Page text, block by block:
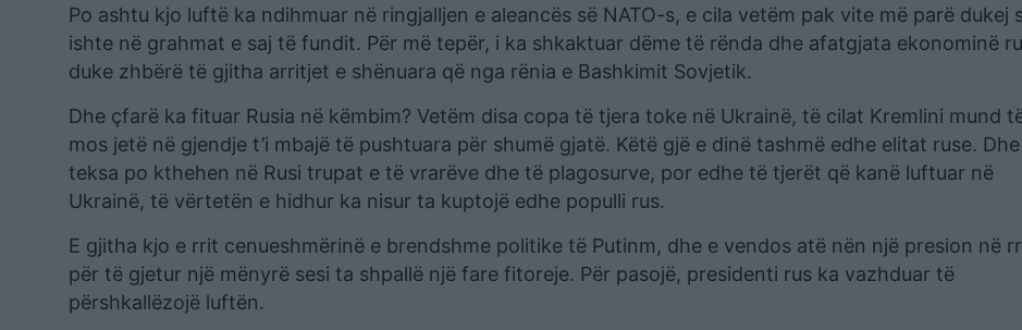
Po ashtu kjo luftë ka ndihmuar në ringjalljen e aleancës së NATO-s, e cila vetëm pak vite më parë dukej
ishte në grahmat e saj të fundit. Për më tepër, i ka shkaktuar dëme të rënda dhe afatgjata ekonominë
duke zhbërë të gjitha arritjet e shënuara që nga rënia e Bashkimit Sovjetik.
Dhe çfarë ka fituar Rusia në këmbim? Vetëm disa copa të tjera toke në Ukrainë, të cilat Kremlini mund
mos jetë në gjendje t’i mbajë të pushtuara për shumë gjatë. Këtë gjë e dinë tashmë edhe elitat ruse. Dhe
teksa po kthehen në Rusi trupat e të vrarëve dhe të plagosurve, por edhe të tjerët që kanë luftuar në
Ukrainë, të vërtetën e hidhur ka nisur ta kuptojë edhe populli rus.
E gjitha kjo e rrit cenueshmërinë e brendshme politike të Putinm, dhe e vendos atë nën një presion në
për të gjetur një mënyrë sesi ta shpallë një fare fitoreje. Për pasojë, presidenti rus ka vazhduar të
përshkallëzojë luftën.